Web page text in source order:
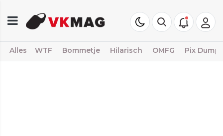
Alles WTF Bommetje Hilarisch OMFG Pix Dump